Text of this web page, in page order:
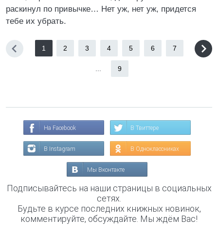
раскинул по привычке… Нет уж, нет уж, придется
тебе их убрать.
1 2 3 4 5 6 7
9
На Facebook В Твиттере
В Instagram В Одноклассниках
Мы Вконтакте
Подписывайтесь на наши страницы в социальных
сетях.
Будьте в курсе последних книжных новинок,
комментируйте, обсуждайте. Мы ждём Вас!